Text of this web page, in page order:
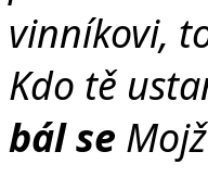
vinníkovi,
Kdo tě
bál se